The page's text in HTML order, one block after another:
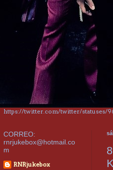
https://twitter.com/twitter/statuses/
CORREO:
rnrjukebox@hotmail.co
m
RNRjukebox